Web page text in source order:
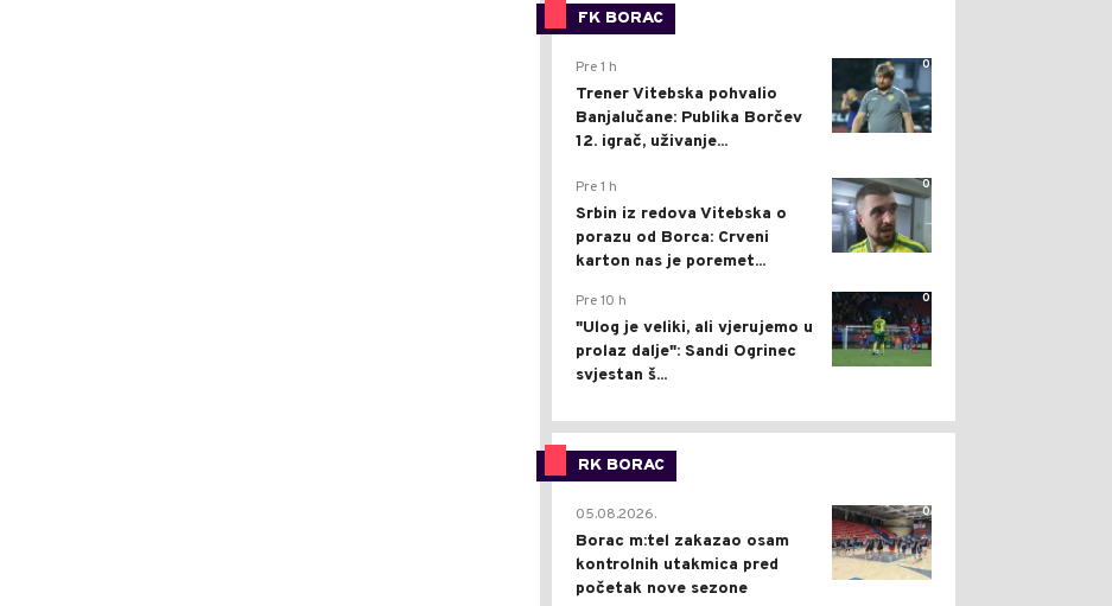
FK BORAC
0
Pre 1 h
Trener Vitebska pohvalio
Banjalučane: Publika Borčev
12. igrač, uživanje...
0
Pre 1 h
Srbin iz redova Vitebska o
porazu od Borca: Crveni
karton nas je poremet...
0
Pre 10 h
"Ulog je veliki, ali vjerujemo u
prolaz dalje": Sandi Ogrinec
svjestan š...
RK BORAC
0
05.08.2026.
Borac m:tel zakazao osam
kontrolnih utakmica pred
početak nove sezone